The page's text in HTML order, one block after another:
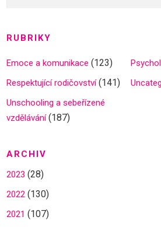
RUBRIKY
Emoce a komunikace (123)
Respektující rodičovství(141)
Unschooling a sebeřízené
vzdělávání(187)
ARCHIV
2023 (28)
2022 (130)
2021 (107)